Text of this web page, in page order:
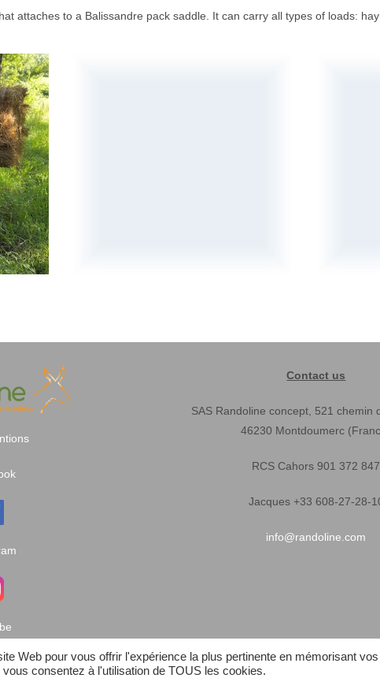
attaches to a Balissandre pack saddle. It can carry all types of loads:
Contact us
SAS Randoline concept, 521 chemin
46230 Montdoumerc
RCS Cahors 901 372 847
Jacques +33 608-27-28-
info@randoline.com
Web pour vous offrir l'expérience la plus pertinente en mémorisant
consentez à l'utilisation de TOUS les cookies.